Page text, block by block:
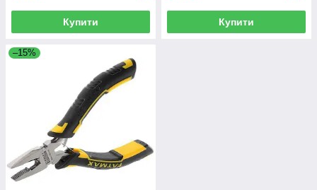
Купити Купити
–15%